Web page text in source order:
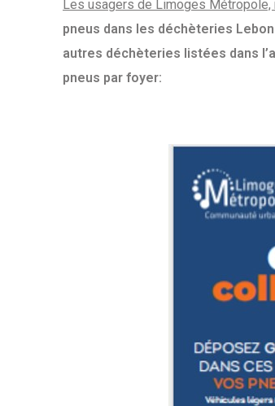
Les usagers de Limoges
pneus dans les déchèteries
autres déchèteries listées dans
pneus par foyer: